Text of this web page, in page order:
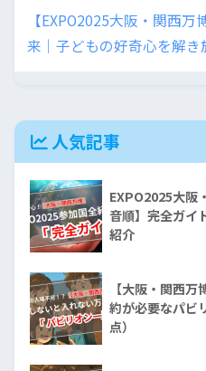
【EXPO2025大阪・関西
来｜子どもの好奇心を解き
人気記事
EXPO2025大阪
音順】完全ガイ
紹介
【大阪・関西
約が必要なパビ
点）